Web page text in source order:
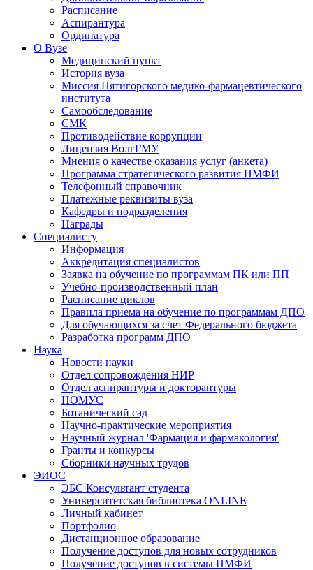
Расписание
Аспирантура
Ординатура
О Вузе
Медицинский пункт
История вуза
Миссия Пятигорского медико-фармацевтического
института
Самообследование
СМК
Противодействие коррупции
Лицензия ВолгГМУ
Мнения о качестве оказания услуг (анкета)
Программа стратегического развития ПМФИ
Телефонный справочник
Платёжные реквизиты вуза
Кафедры и подразделения
Награды
Специалисту
Информация
Аккредитация специалистов
Заявка на обучение по программам ПК или ПП
Учебно-производственный план
Расписание циклов
Правила приема на обучение по программам ДПО
Для обучающихся за счет Федерального бюджета
Разработка программ ДПО
Наука
Новости науки
Отдел сопровождения НИР
Отдел аспирантуры и докторантуры
НОМУС
Ботанический сад
Научно-практические мероприятия
Научный журнал 'Фармация и фармакология'
Гранты и конкурсы
Сборники научных трудов
ЭИОС
ЭБС Консультант студента
Университетская библиотека ONLINE
Личный кабинет
Портфолио
Дистанционное образование
Получение доступов для новых сотрудников
Получение доступов в системы ПМФИ